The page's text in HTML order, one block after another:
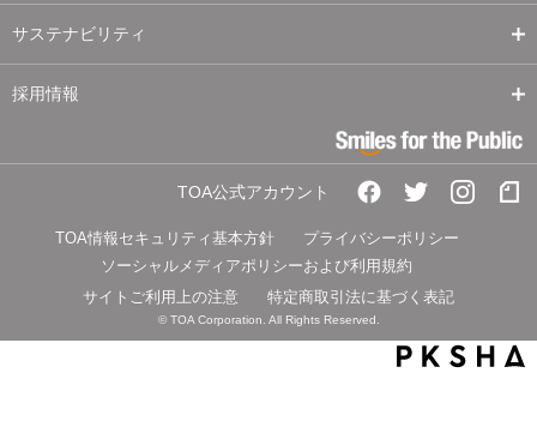
サステナビリティ
採用情報
TOA公式アカウント
TOA情報セキュリティ基本方針
プライバシーポリシー
ソーシャルメディアポリシーおよび利用規約
サイトご利用上の注意
特定商取引法に基づく表記
© TOA Corporation. All Rights Reserved.